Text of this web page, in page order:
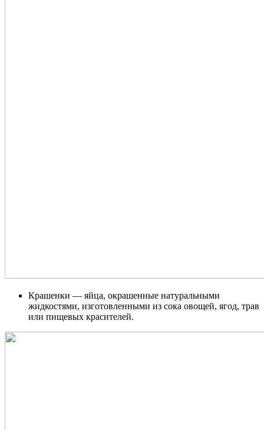
Крашенки — яйца, окрашенные натуральными
жидкостями, изготовленными из сока овощей, ягод, трав
или пищевых красителей.